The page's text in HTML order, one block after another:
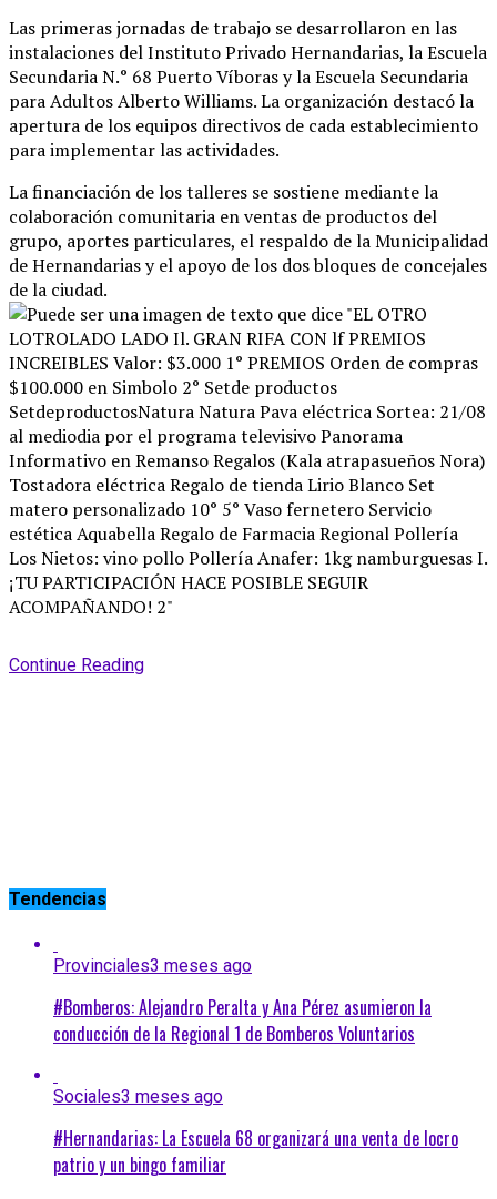
Las primeras jornadas de trabajo se desarrollaron en las
instalaciones del Instituto Privado Hernandarias, la Escuela
Secundaria N.° 68 Puerto Víboras y la Escuela Secundaria
para Adultos Alberto Williams. La organización destacó la
apertura de los equipos directivos de cada establecimiento
para implementar las actividades.
La financiación de los talleres se sostiene mediante la
colaboración comunitaria en ventas de productos del
grupo, aportes particulares, el respaldo de la Municipalidad
de Hernandarias y el apoyo de los dos bloques de concejales
de la ciudad.
Continue Reading
Tendencias
Provinciales3 meses ago
#Bomberos: Alejandro Peralta y Ana Pérez asumieron la
conducción de la Regional 1 de Bomberos Voluntarios
Sociales3 meses ago
#Hernandarias: La Escuela 68 organizará una venta de locro
patrio y un bingo familiar